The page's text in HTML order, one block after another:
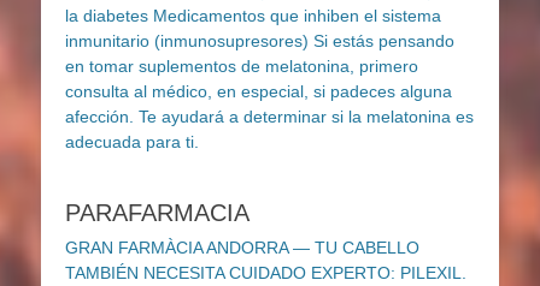
PARAFARMACIA
GRAN FARMÀCIA ANDORRA — TU CABELLO
TAMBIÉN NECESITA CUIDADO EXPERTO: PILEXIL.